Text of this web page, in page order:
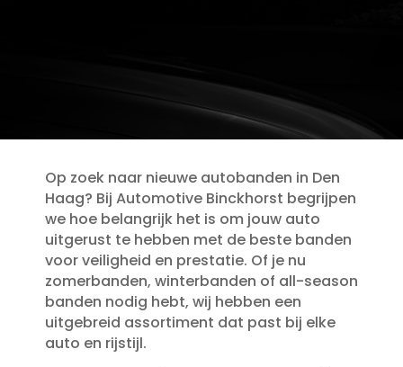
Op zoek naar nieuwe autobanden in Den
Haag? Bij Automotive Binckhorst begrijpen
we hoe belangrijk het is om jouw auto
uitgerust te hebben met de beste banden
voor veiligheid en prestatie.​ Of je nu
zomerbanden, winterbanden of all-season
banden nodig hebt, wij hebben een
uitgebreid assortiment dat past bij elke
auto en rijstijl.​